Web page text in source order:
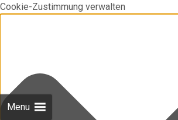
Cookie-Zustimmung verwalten
Menu